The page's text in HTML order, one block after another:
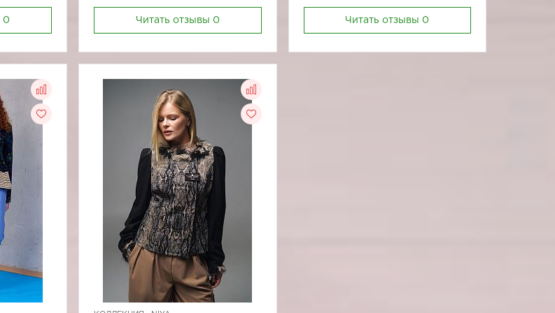
0 Читать отзывы 0 Читать отзывы 0